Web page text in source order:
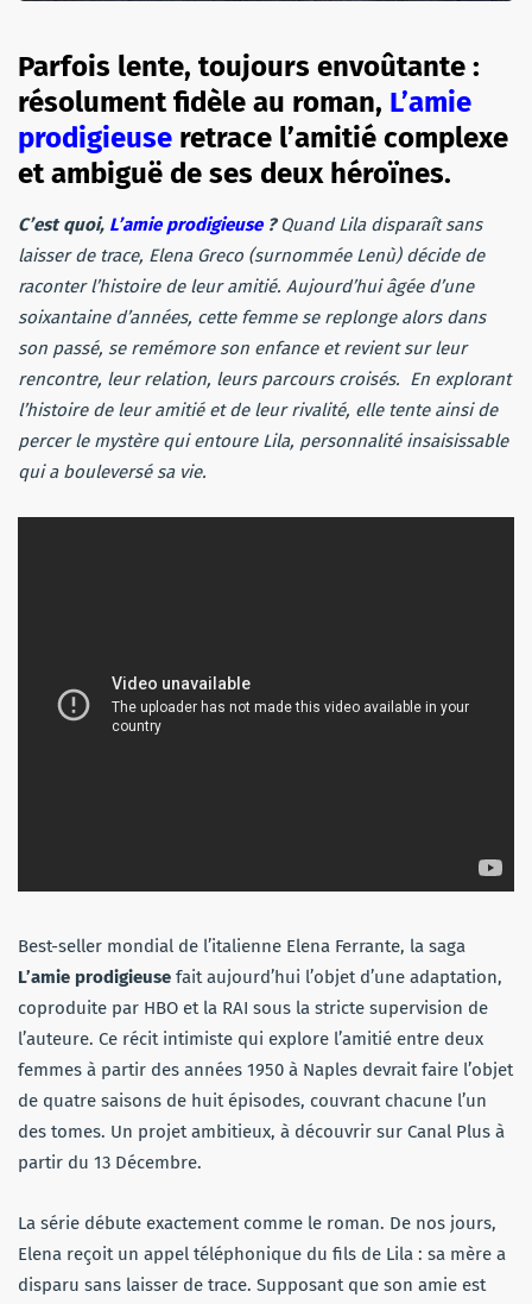
Parfois lente, toujours envoûtante :
résolument fidèle au roman, L’amie
prodigieuse retrace l’amitié complexe
et ambiguë de ses deux héroïnes.
C’est quoi, L’amie prodigieuse?Quand Lila disparaît sans
laisser de trace, Elena Greco (surnommée Lenù) décide de
raconter l’histoire de leur amitié. Aujourd’hui âgée d’une
soixantaine d’années, cette femme se replonge alors dans
son passé, se remémore son enfance et revient sur leur
rencontre, leur relation, leurs parcours croisés. En explorant
l’histoire de leur amitié et de leur rivalité, elle tente ainsi de
percer le mystère qui entoure Lila, personnalité insaisissable
qui a bouleversé sa vie.
Best-seller mondial de l’italienne Elena Ferrante, la saga
L’amie prodigieuse fait aujourd’hui l’objet d’une adaptation,
coproduite par HBO et la RAI sous la stricte supervision de
l’auteure. Ce récit intimiste qui explore l’amitié entre deux
femmes à partir des années 1950 à Naples devrait faire l’objet
de quatre saisons de huit épisodes, couvrant chacune l’un
des tomes. Un projet ambitieux, à découvrir sur Canal Plus à
partir du 13 Décembre.
La série débute exactement comme le roman. De nos jours,
Elena reçoit un appel téléphonique du fils de Lila : sa mère a
disparu sans laisser de trace. Supposant que son amie est